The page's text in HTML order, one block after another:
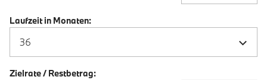
Laufzeit in Monaten:
Zielrate / Restbetrag: